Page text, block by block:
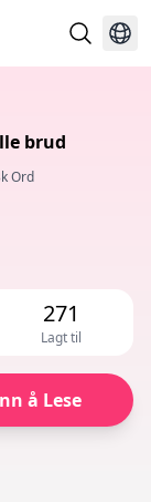
brud
Ord
271
Lagt til
å Lese